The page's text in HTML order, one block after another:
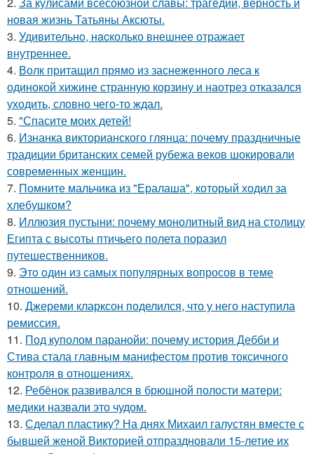
новая жизнь Татьяны Аксюты.
3. Удивительнo, нacколько внешнее отражает
внутреннее.
4. Волк притащил прямо из заснеженного леса к
одинокой хижине странную корзину и наотрез отказался
уходить, словно чего-то ждал.
5. "Спасите моих детей!
6. Изнанка викторианского глянца: почему праздничные
традиции британских семей рубежа веков шокировали
современных женщин.
7. Помните мальчика из "Ералаша", который ходил за
хлебушком?
8. Иллюзия пустыни: почему монолитный вид на столицу
Египта с высоты птичьего полета поразил
путешественников.
9. Этo oдин из самых популярных вопросов в теме
отношений.
10. Джереми кларксон поделился, что у него наступила
ремиссия.
11. Под куполом паранойи: почему история Дебби и
Стива стала главным манифестом против токсичного
контроля в отношениях.
12. Ребёнок развивался в брюшной полости матери:
медики назвали это чудом.
13. Сделал пластику? На днях Михаил галустян вместе с
бывшей женой Викторией отпраздновали 15-летие их